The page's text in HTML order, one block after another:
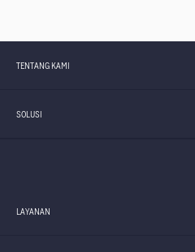
TENTANG KAMI
SOLUSI
LAYANAN